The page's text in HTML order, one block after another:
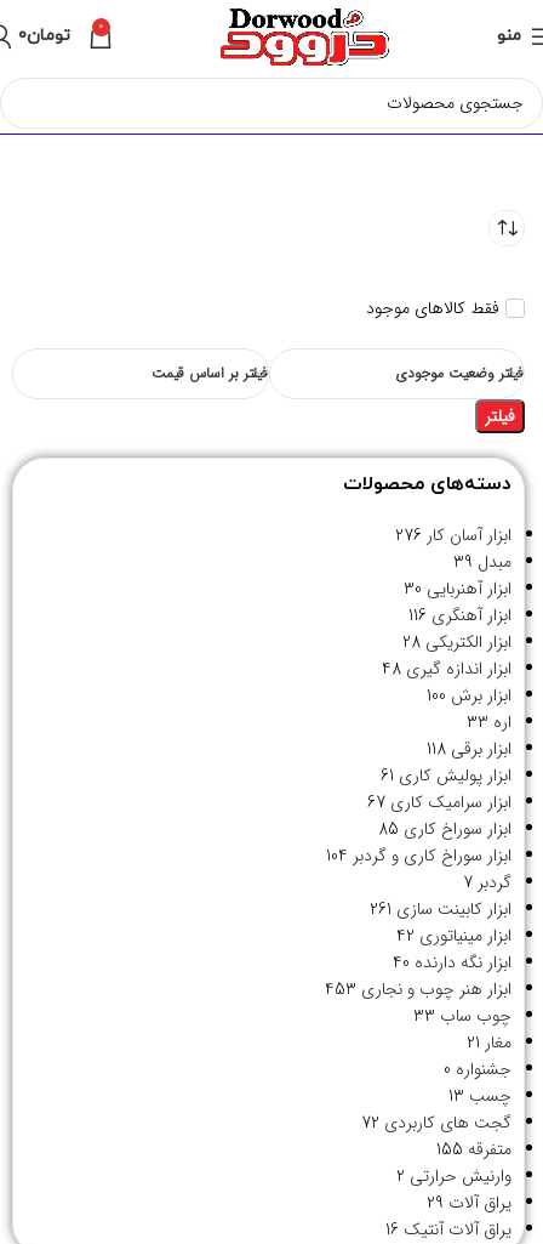
منو 0 تومان0
فقط کالاهای موجود
فیلتر وضعیت موجودی فیلتر بر اساس قیمت
فیلتر
دسته‌های محصولات
ابزار آسان کار 276
مبدل 39
ابزار آهنربایی 30
ابزار آهنگری 116
ابزار الکتریکی 28
ابزار اندازه گیری 48
ابزار برش 100
اره 33
ابزار برقی 118
ابزار پولیش کاری 61
ابزار سرامیک کاری 67
ابزار سوراخ کاری 85
ابزار سوراخ کاری و گردبر 104
گردبر 7
ابزار کابینت سازی 261
ابزار مینیاتوری 42
ابزار نگه دارنده 40
ابزار هنر چوب و نجاری 453
چوب ساب 33
مغار 21
جشنواره 0
چسب 13
گجت های کاربردی 72
متفرقه 155
وارنیش حرارتی 2
یراق آلات 29
یراق آلات آنتیک 16